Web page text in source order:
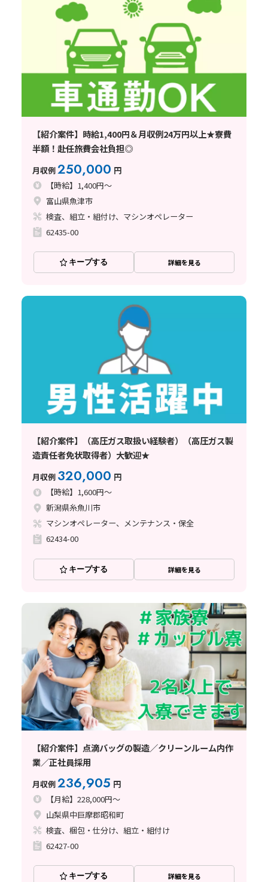
【紹介案件】時給1,400円＆月収例24万円以上★寮費
半額！赴任旅費会社負担◎
月収例250,000 円
【時給】1,400円～
富山県魚津市
検査、組立・組付け、マシンオペレーター
62435-00
キープする 詳細を見る
【紹介案件】（高圧ガス取扱い経験者）（高圧ガス製
造責任者免状取得者）大歓迎★
月収例 320,000 円
【時給】1,600円～
新潟県糸魚川市
マシンオペレーター、メンテナンス・保全
62434-00
キープする 詳細を見る
【紹介案件】点滴バッグの製造／クリーンルーム内作
業／正社員採用
月収例236,905 円
【月給】228,000円～
山梨県中巨摩郡昭和町
検査、梱包・仕分け、組立・組付け
62427-00
キープする 詳細を見る